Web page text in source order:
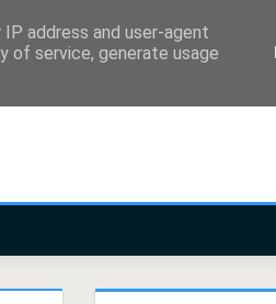
address and user-agent
of service, generate usage